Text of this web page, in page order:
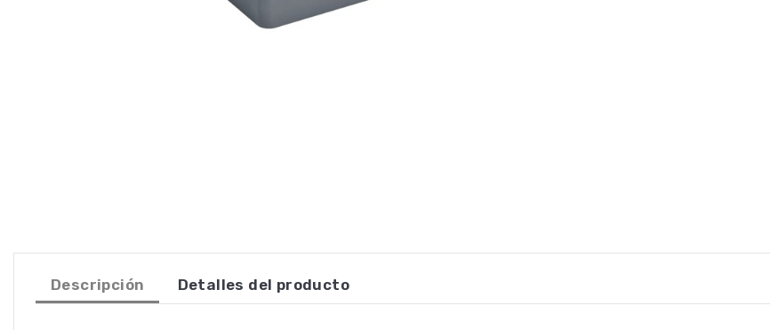
Descripción Detalles del producto